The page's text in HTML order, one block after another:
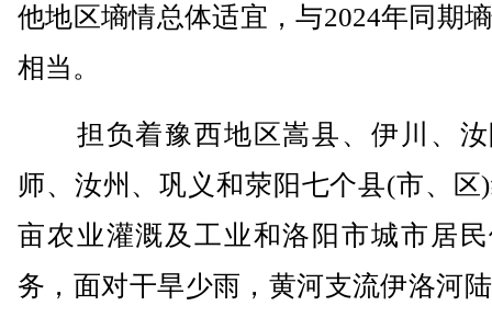
他地区墒情总体适宜，与2024年同期
相当。
担负着豫西地区嵩县、伊川、汝
师、汝州、巩义和荥阳七个县(市、区
亩农业灌溉及工业和洛阳市城市居
务，面对干旱少雨，黄河支流伊洛河